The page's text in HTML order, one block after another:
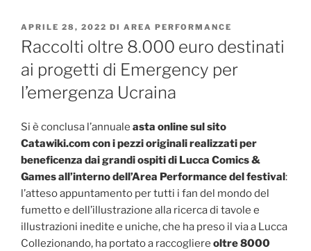
PUBBLICATO
IL
APRILE 28, 2022 DI AREA PERFORMANCE
Raccolti oltre 8.000 euro destinati
ai progetti di Emergency per
l’emergenza Ucraina
Si è conclusa l’annuale asta online sul sito
Catawiki.com con i pezzi originali realizzati per
beneficenza dai grandi ospiti di Lucca Comics &
Games all’interno dell’Area Performance del festival:
l’atteso appuntamento per tutti i fan del mondo del
fumetto e dell’illustrazione alla ricerca di tavole e
illustrazioni inedite e uniche, che ha preso il via a Lucca
Collezionando, ha portato a raccogliere oltre 8000